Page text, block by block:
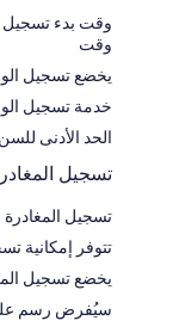
وقت
يخضع تسجيل
خدمة تسجيل
الحد الأدنى
تسجيل
تسجيل
تتوفر إمكانية
يخضع تسجيل
سيُفرض رسم على